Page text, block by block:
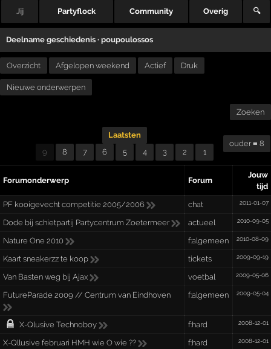
Jij Partyflock Community Overig 🔍
Deelname geschiedenis ·poupoulossos
Overzicht Afgelopen weekend Actief Druk
Nieuwe onderwerpen
Zoeken
Laatsten
9
8 7 6 5 4 3 2 1
ouder ≡ 8
Forumonderwerp Forum
Jouw
tijd
PF kooigevecht competitie 2005/2006
chat 2011-01-07
Dode bij schietpartij Partycentrum Zoetermeer actueel 2010-09-05
Nature One 2010 f:algemeen 2010-08-09
Kaart sneakerzz te koop tickets 2009-09-19
Van Basten weg bij Ajax voetbal 2009-05-06
FutureParade 2009 // Centrum van Eindhoven f:algemeen 2009-05-04
X-Qlusive Technoboy f:hard 2008-12-01
X-Qllusive februari HMH wie O wie ?? f:hard 2008-12-01